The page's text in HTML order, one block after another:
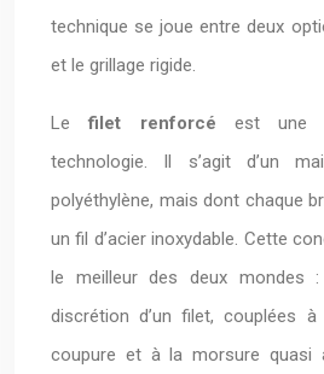
technique se joue entre deux
et le grillage rigide.
Lefilet renforcé est une
technologie. Il s’agit d’un
polyéthylène, mais dont chaque
un fil d’acier inoxydable. Cette
le meilleur des deux mondes
discrétion d’un filet, couplées
coupure et à la morsure quasi